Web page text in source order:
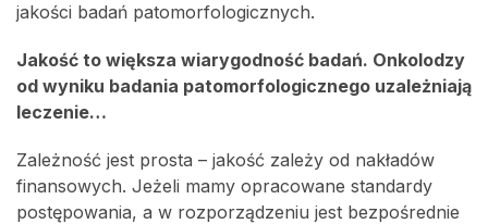
jakości badań patomorfologicznych.
Jakość to większa wiarygodność badań. Onkolodzy
od wyniku badania patomorfologicznego uzależniają
leczenie…
Zależność jest prosta – jakość zależy od nakładów
finansowych. Jeżeli mamy opracowane standardy
postępowania, a w rozporządzeniu jest bezpośrednie